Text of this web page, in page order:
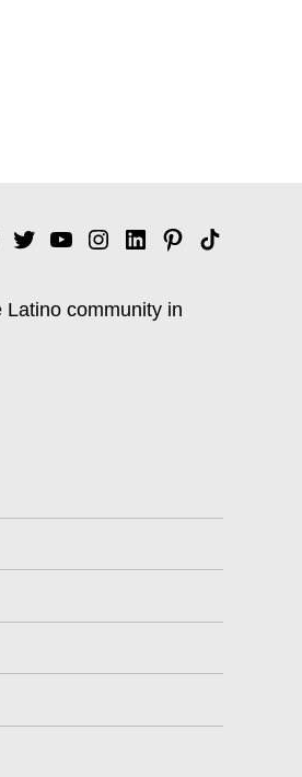
TwitterYouTubeInstagram
Linkedin
Pinterest
Tik
community in